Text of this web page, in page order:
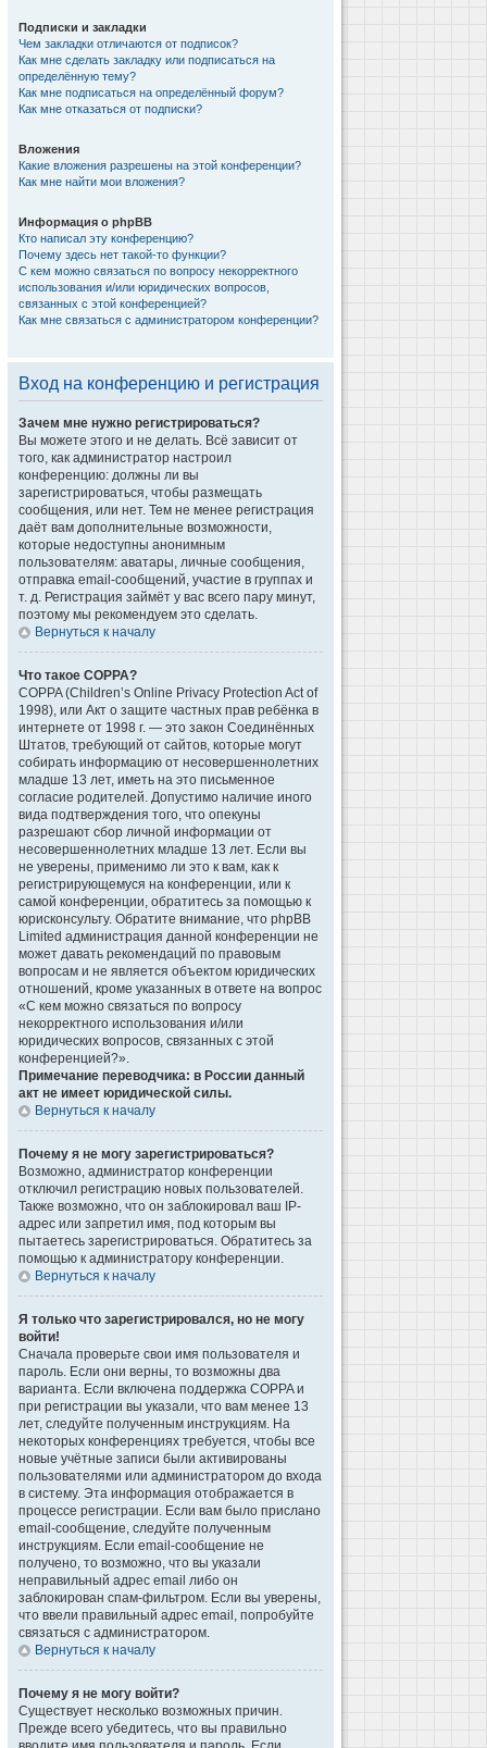
Подписки и закладки
Чем закладки отличаются от подписок?
Как мне сделать закладку или подписаться на
определённую тему?
Как мне подписаться на определённый форум?
Как мне отказаться от подписки?
Вложения
Какие вложения разрешены на этой конференции?
Как мне найти мои вложения?
Информация о phpBB
Кто написал эту конференцию?
Почему здесь нет такой-то функции?
С кем можно связаться по вопросу некорректного
использования и/или юридических вопросов,
связанных с этой конференцией?
Как мне связаться с администратором конференции?
Вход на конференцию и регистрация
Зачем мне нужно регистрироваться?
Вы можете этого и не делать. Всё зависит от
того, как администратор настроил
конференцию: должны ли вы
зарегистрироваться, чтобы размещать
сообщения, или нет. Тем не менее регистрация
даёт вам дополнительные возможности,
которые недоступны анонимным
пользователям: аватары, личные сообщения,
отправка email-сообщений, участие в группах и
т. д. Регистрация займёт у вас всего пару минут,
поэтому мы рекомендуем это сделать.
Вернуться к началу
Что такое COPPA?
COPPA (Children’s Online Privacy Protection Act of
1998), или Акт о защите частных прав ребёнка в
интернете от 1998 г. — это закон Соединённых
Штатов, требующий от сайтов, которые могут
собирать информацию от несовершеннолетних
младше 13 лет, иметь на это письменное
согласие родителей. Допустимо наличие иного
вида подтверждения того, что опекуны
разрешают сбор личной информации от
несовершеннолетних младше 13 лет. Если вы
не уверены, применимо ли это к вам, как к
регистрирующемуся на конференции, или к
самой конференции, обратитесь за помощью к
юрисконсульту. Обратите внимание, что phpBB
Limited администрация данной конференции не
может давать рекомендаций по правовым
вопросам и не является объектом юридических
отношений, кроме указанных в ответе на вопрос
«С кем можно связаться по вопросу
некорректного использования и/или
юридических вопросов, связанных с этой
конференцией?».
Примечание переводчика: в России данный
акт не имеет юридической силы.
Вернуться к началу
Почему я не могу зарегистрироваться?
Возможно, администратор конференции
отключил регистрацию новых пользователей.
Также возможно, что он заблокировал ваш IP-
адрес или запретил имя, под которым вы
пытаетесь зарегистрироваться. Обратитесь за
помощью к администратору конференции.
Вернуться к началу
Я только что зарегистрировался, но не могу
войти!
Сначала проверьте свои имя пользователя и
пароль. Если они верны, то возможны два
варианта. Если включена поддержка COPPA и
при регистрации вы указали, что вам менее 13
лет, следуйте полученным инструкциям. На
некоторых конференциях требуется, чтобы все
новые учётные записи были активированы
пользователями или администратором до входа
в систему. Эта информация отображается в
процессе регистрации. Если вам было прислано
email-сообщение, следуйте полученным
инструкциям. Если email-сообщение не
получено, то возможно, что вы указали
неправильный адрес email либо он
заблокирован спам-фильтром. Если вы уверены,
что ввели правильный адрес email, попробуйте
связаться с администратором.
Вернуться к началу
Почему я не могу войти?
Существует несколько возможных причин.
Прежде всего убедитесь, что вы правильно